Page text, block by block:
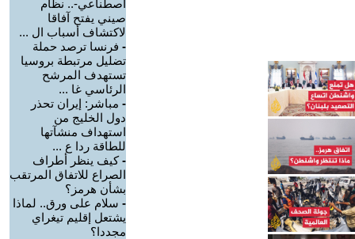
اصطناعي-.. نظام
صيني يفتح آفاقا
لاكتشاف أسباب ال ...
- فرنسا ترصد حملة
تضليل مرتبطة بروسيا
تستهدف المرشح
الرئاسي غا ...
- مباشر: إيران تحذر
دول الخليج من
استهداف منشآتها
للطاقة ردا ع ...
-كيف ينظر أطراف
الصراع للاتفاق المرتقب
بشأن هرمز؟
- سلام على ورق.. لماذا
يشتعل إقليم تيغراي
مجددا؟